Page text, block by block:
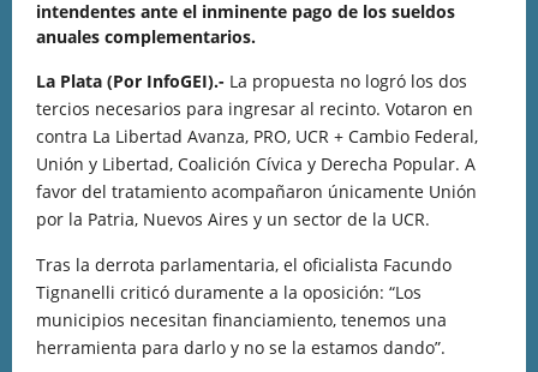
intendentes ante el inminente pago de los sueldos
anuales complementarios.
La Plata (Por InfoGEI).- La propuesta no logró los dos
tercios necesarios para ingresar al recinto. Votaron en
contra La Libertad Avanza, PRO, UCR + Cambio Federal,
Unión y Libertad, Coalición Cívica y Derecha Popular. A
favor del tratamiento acompañaron únicamente Unión
por la Patria, Nuevos Aires y un sector de la UCR.
Tras la derrota parlamentaria, el oficialista Facundo
Tignanelli criticó duramente a la oposición: “Los
municipios necesitan financiamiento, tenemos una
herramienta para darlo y no se la estamos dando”.